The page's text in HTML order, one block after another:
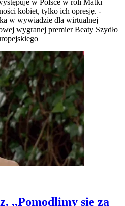
kobiet, tylko ich opresję. -
w wywiadzie dla wirtualnej
wygranej premier Beaty Szydło
,,Pomodlimy się za